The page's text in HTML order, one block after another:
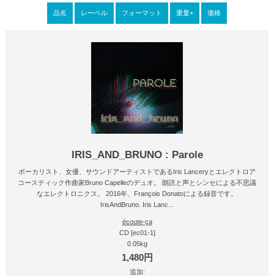
品名 レーベル フォーマット 重量+ 価格
IRIS_AND_BRUNO : Parole
ボーカリスト、女優、サウンドアーティストであるIris Lanceryとエレクトロア
コースティック作曲家Bruno Capelleのデュオ。 朗読と声とシンセによる不思議
なエレクトロニクス。 2016年、François Donatoによる録音です。
IrisAndBruno. Iris Lanc...
écoute-ça
CD [ec01-1]
0.05kg
1,480円
追加: